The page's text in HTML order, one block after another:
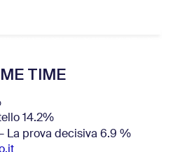
TIME
14.2%
La prova decisiva 6.9 %